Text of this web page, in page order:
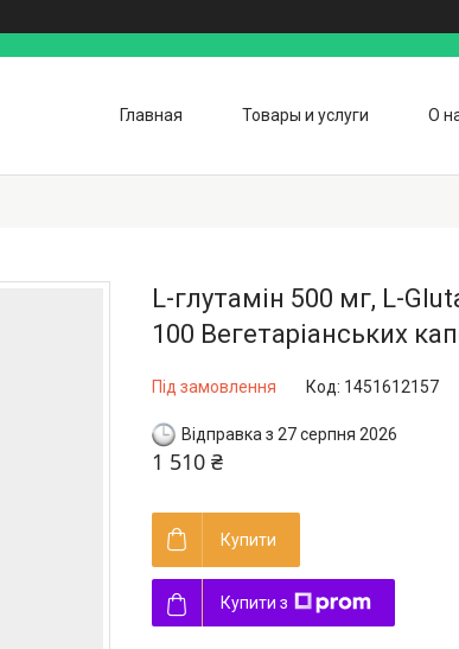
Главная Товары и услуги О
L-глутамін 500 мг, L-
100 Вегетаріанських
Під замовлення Код: 1451612157
Відправка з 27 серпня 2026
1 510 ₴
Купити
Купити з